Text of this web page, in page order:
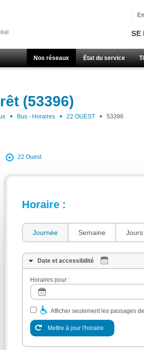
SE
Nos réseaux État du service
(53396)
Bus - Horaires 22 OUEST 53396
22 Ouest
Horaire :
Journée Semaine
Date et accessibilité
Horaires pour :
Afficher seulement les passages
Mettre à jour l'horaire